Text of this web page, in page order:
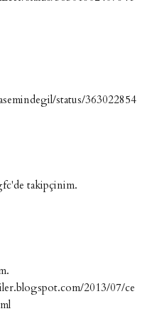
status/363022854
takipçinim.
2013/07/ce